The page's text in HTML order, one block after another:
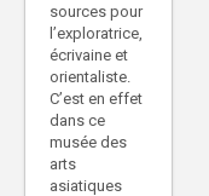
sources pour
l’exploratrice,
écrivaine et
orientaliste.
C’est en effet
dans ce
musée des
arts
asiatiques